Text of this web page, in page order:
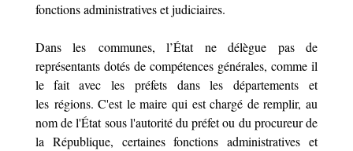
fonctions administratives et judiciaires.
Dans les communes, l’État ne délègue pas de
représentants dotés de compétences générales, comme il
le fait avec les préfets dans les départements et
les régions. C'est le maire qui est chargé de remplir, au
nom de l'État sous l'autorité du préfet ou du procureur de
la République, certaines fonctions administratives et